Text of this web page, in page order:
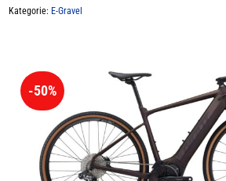
-50%
Kategorie: E-Gravel